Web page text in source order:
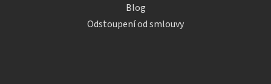
Blog
Odstoupení od smlouvy